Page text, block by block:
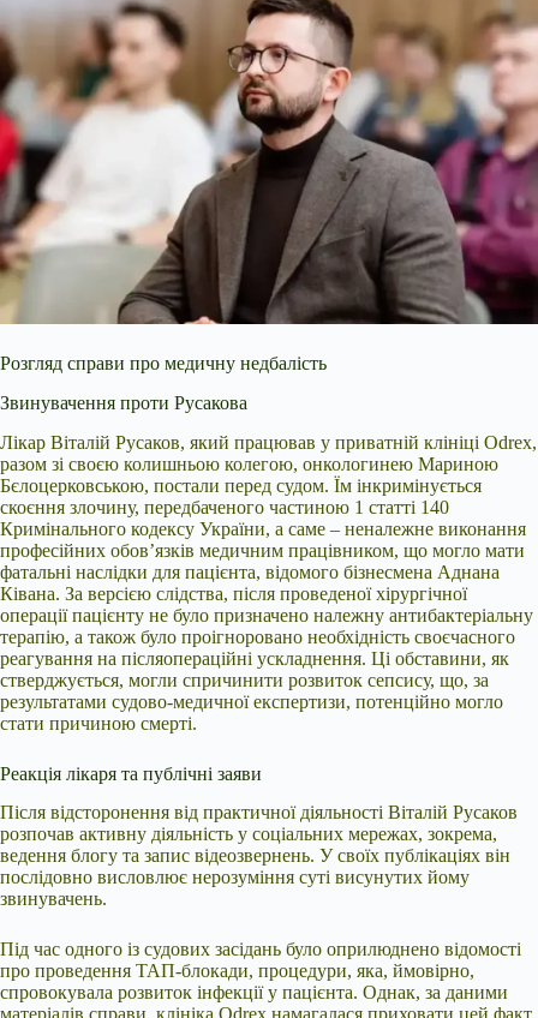
Розгляд справи про медичну недбалість
Звинувачення проти Русакова
Лікар Віталій Русаков, який працював у приватній клініці Odrex,
разом зі своєю колишньою колегою, онкологинею Мариною
Бєлоцерковською, постали перед судом. Їм інкримінується
скоєння злочину, передбаченого частиною 1 статті 140
Кримінального кодексу України, а саме – неналежне виконання
професійних обов’язків медичним працівником, що могло мати
фатальні наслідки для пацієнта, відомого бізнесмена Аднана
Ківана. За версією слідства, після проведеної хірургічної
операції пацієнту не було призначено належну антибактеріальну
терапію, а також було проігноровано необхідність своєчасного
реагування на післяопераційні ускладнення. Ці обставини, як
стверджується, могли спричинити розвиток сепсису, що, за
результатами судово-медичної експертизи, потенційно могло
стати причиною смерті.
Реакція лікаря та публічні заяви
Після відсторонення від практичної діяльності Віталій Русаков
розпочав активну діяльність у соціальних мережах, зокрема,
ведення блогу та запис відеозвернень. У своїх публікаціях він
послідовно висловлює нерозуміння суті висунутих йому
звинувачень.
Під час одного із судових засідань було оприлюднено відомості
про проведення ТАП-блокади, процедури, яка, ймовірно,
спровокувала розвиток інфекції у пацієнта. Однак, за даними